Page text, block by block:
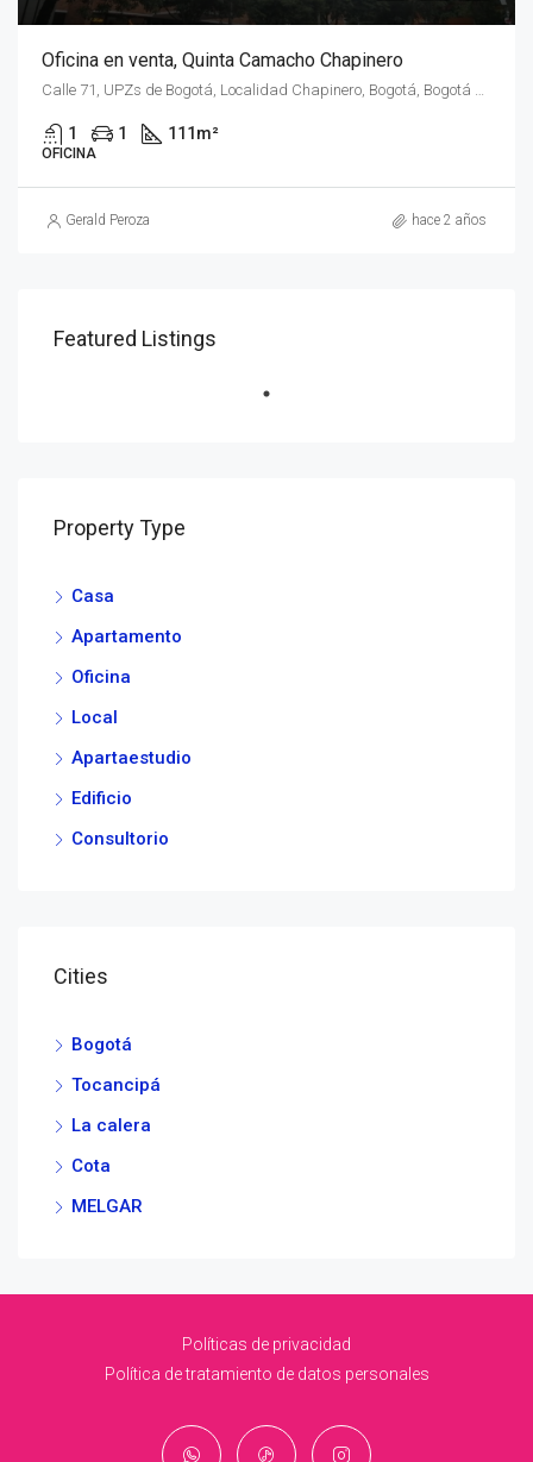
Oficina en venta, Quinta Camacho Chapinero
Calle 71, UPZs de Bogotá, Localidad Chapinero, Bogotá, Bogotá Distrito Capital - Municipio, RAP (Especial) Central, 110221, Colombia
1 1 111 m²
OFICINA
Gerald Peroza hace 2 años
Featured Listings
Property Type
Casa
Apartamento
Oficina
Local
Apartaestudio
Edificio
Consultorio
Cities
Bogotá
Tocancipá
La calera
Cota
MELGAR
Políticas de privacidad
Política de tratamiento de datos personales